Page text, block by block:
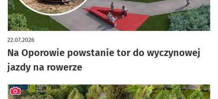
Na Oporowie powstanie tor do wyczynowej
jazdy na rowerze
22.07.2026